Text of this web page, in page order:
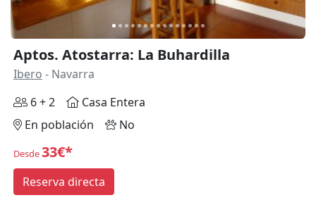
Aptos. Atostarra: La Buhardilla
Ibero - Navarra
6 + 2
Casa Entera
En población
No
Desde33€*
Reserva directa